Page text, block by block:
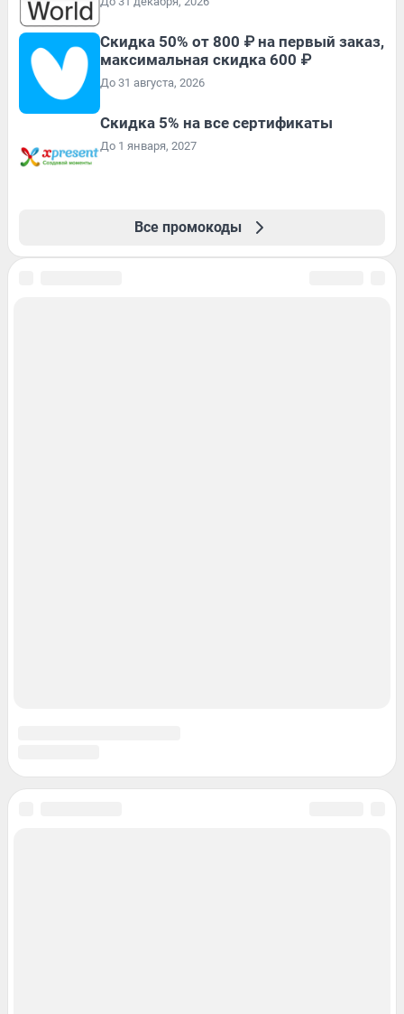
Скидка 50% от 800 ₽ на первый заказ,
максимальная скидка 600 ₽
До 31 августа, 2026
Скидка 5% на все сертификаты
До 1 января, 2027
Все промокоды